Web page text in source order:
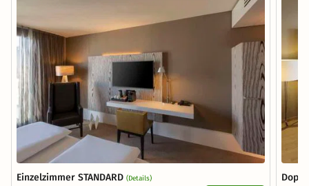
Einzelzimmer STANDARD (Details)